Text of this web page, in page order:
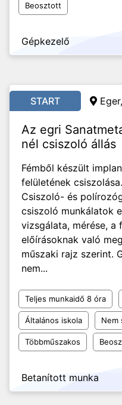
Beosztott
Gépkezelő
START
Az egri
nél csiszoló állás
Fémből készült
felületének csiszolása.
Csiszoló- és
csiszoló munkálatok
vizsgálata, mérése, a
előírásoknak való
műszaki rajz szerint.
nem...
Teljes munkaidő 8 óra
Általános iskola Nem
Többműszakos
Betanított munka